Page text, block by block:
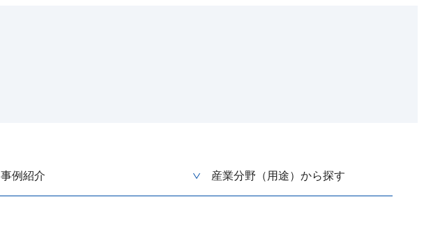
事例紹介 産業分野（用途）から探す